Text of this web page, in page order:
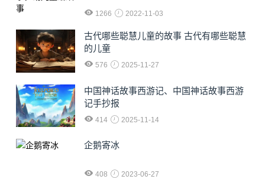
1266 2022-11-03
古代哪些聪慧儿童的故事 古代有哪些聪慧
的儿童
576 2025-11-27
中国神话故事西游记、中国神话故事西游
记手抄报
414 2025-11-14
企鹅寄冰
408 2023-06-27